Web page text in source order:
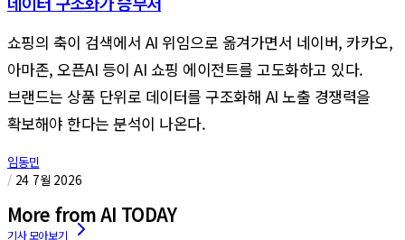
쇼핑의 축이 검색에서 AI 위임으로 옮겨가면서 네이버, 카카오,
아마존, 오픈AI 등이 AI 쇼핑 에이전트를 고도화하고 있다.
브랜드는 상품 단위로 데이터를 구조화해 AI 노출 경쟁력을
확보해야 한다는 분석이 나온다.
임동민
/ 24 7월 2026
More from AI TODAY